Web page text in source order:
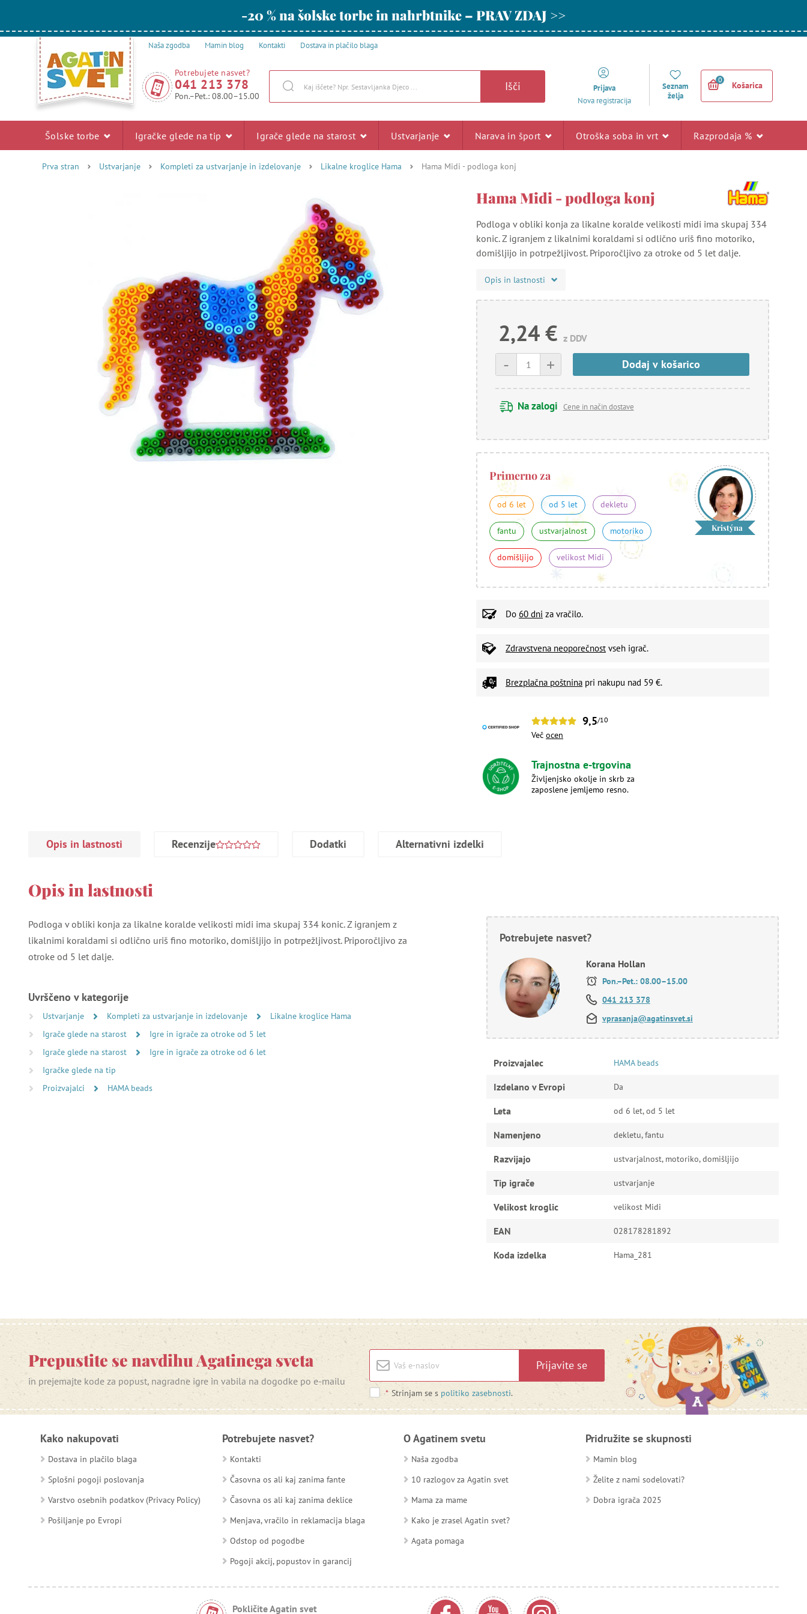
-20 % na šolske torbe in nahrbtnike – PRAV ZDAJ >>
Naša zgodba Mamin blog Kontakti Dostava in plačilo blaga
Potrebujete nasvet?
041 213 378
Pon.–Pet.: 08.00–15.00
Išči
Prijava
Nova registracija
Seznam
želja
0
Košarica
Šolske torbe Igračke glede na tip Igrače glede na starost Ustvarjanje Narava in šport Otroška soba in vrt Razprodaja %
Prva stran Ustvarjanje Kompleti za ustvarjanje in izdelovanje Likalne kroglice Hama Hama Midi - podloga konj
Hama Midi - podloga konj
Podloga v obliki konja za likalne koralde velikosti midi ima skupaj 334
konic. Z igranjem z likalnimi koraldami si odlično uriš fino motoriko,
domišljijo in potrpežljivost. Priporočljivo za otroke od 5 let dalje.
Opis in lastnosti
2,24 € z DDV
+
- Dodaj v košarico
Na zalogi Cene in način dostave
Primerno za
od 6 let od 5 let dekletu
fantu ustvarjalnost motoriko
domišljijo velikost Midi
Kristýna
Do 60 dni za vračilo.
Zdravstvena neoporečnost vseh igrač.
Brezplačna poštnina pri nakupu nad 59 €.
9,5/10
Več ocen
Trajnostna e-trgovina
Življenjsko okolje in skrb za
zaposlene jemljemo resno.
Opis in lastnosti Recenzije Dodatki Alternativni izdelki
Opis in lastnosti
Podloga v obliki konja za likalne koralde velikosti midi ima skupaj 334 konic. Z igranjem z
likalnimi koraldami si odlično uriš fino motoriko, domišljijo in potrpežljivost. Priporočljivo za
otroke od 5 let dalje.
Uvrščeno v kategorije
Ustvarjanje Kompleti za ustvarjanje in izdelovanje
Likalne kroglice Hama
Igrače glede na starost
Igre in igrače za otroke od 5 let
Igrače glede na starost
Igre in igrače za otroke od 6 let
Igračke glede na tip
Proizvajalci
HAMA beads
Potrebujete nasvet?
Korana Hollan
Pon.–Pet.: 08.00–15.00
041 213 378
vprasanja@agatinsvet.si
Proizvajalec HAMA beads
Izdelano v Evropi Da
Leta od 6 let, od 5 let
Namenjeno dekletu, fantu
Razvijajo ustvarjalnost, motoriko, domišljijo
Tip igrače ustvarjanje
Velikost kroglic velikost Midi
EAN 028178281892
Koda izdelka Hama_281
Prepustite se navdihu Agatinega sveta
in prejemajte kode za popust, nagradne igre in vabila na dogodke po e-mailu
Prijavite se
* Strinjam se s politiko zasebnosti.
Kako nakupovati
Dostava in plačilo blaga
Splošni pogoji poslovanja
Varstvo osebnih podatkov (Privacy Policy)
Pošiljanje po Evropi
Potrebujete nasvet?
Kontakti
Časovna os ali kaj zanima fante
Časovna os ali kaj zanima deklice
Menjava, vračilo in reklamacija blaga
Odstop od pogodbe
Pogoji akcij, popustov in garancij
O Agatinem svetu
Naša zgodba
10 razlogov za Agatin svet
Mama za mame
Kako je zrasel Agatin svet?
Agata pomaga
Pridružite se skupnosti
Mamin blog
Želite z nami sodelovati?
Dobra igrača 2025
Pokličite Agatin svet